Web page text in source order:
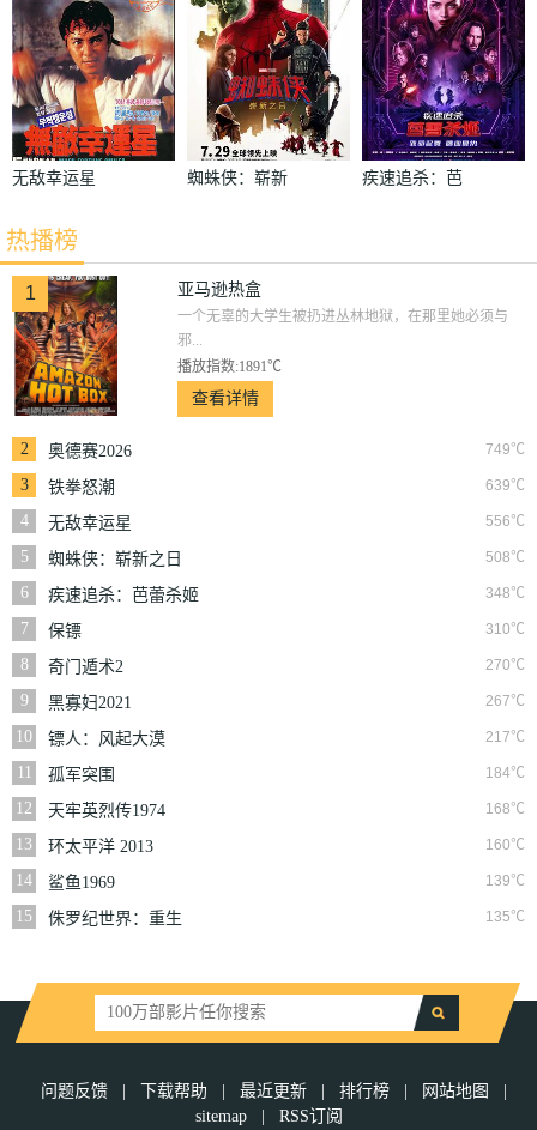
无敌幸运星
蜘蛛侠：崭新
疾速追杀：芭
热播榜
1 亚马逊热盒
一个无辜的大学生被扔进丛林地狱，在那里她必须与
邪...
播放指数:1891℃
查看详情
2 749℃
奥德赛2026
3
639℃
铁拳怒潮
4
556℃
无敌幸运星
5
508℃
蜘蛛侠：崭新之日
6
348℃
疾速追杀：芭蕾杀姬
7
310℃
保镖
8
270℃
奇门遁术2
9
267℃
黑寡妇2021
10
217℃
镖人：风起大漠
11
184℃
孤军突围
12
168℃
天牢英烈传1974
13
160℃
环太平洋 2013
14
139℃
鲨鱼1969
15
135℃
侏罗纪世界：重生
问题反馈 下载帮助 最近更新 排行榜 网站地图
sitemap
RSS订阅